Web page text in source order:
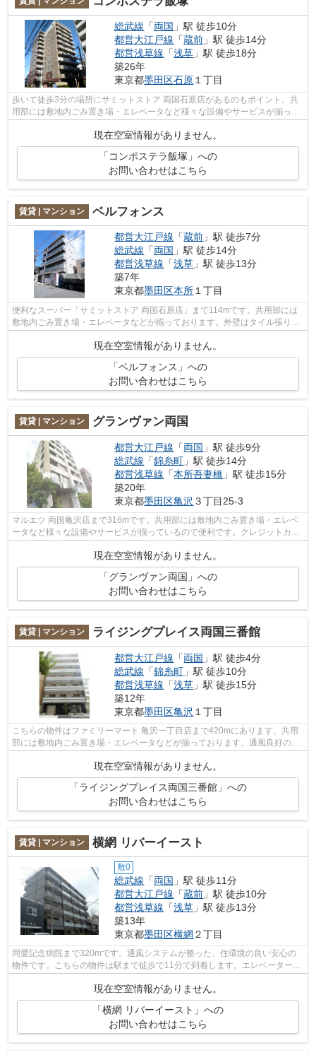
総武線 「両国 」駅 徒歩10分
都営大江戸線 「蔵前 」駅 徒歩14分
都営浅草線 「浅草 」駅 徒歩18分
築26年
東京都墨田区石原１丁目
歩いて徒歩3分の場所にサミットストア 両国石原店があるのもポイント。共
用部には敷地内ごみ置き場・エレベータなど様々な設備やサービスが揃って
いるので便利です。2駅利用可能で利便...
現在空室情報がありません。
「コンポステラ飯塚」への
お問い合わせはこちら
賃貸 | マンション ベルフォンス
都営大江戸線 「蔵前 」駅 徒歩7分
総武線 「両国 」駅 徒歩14分
都営浅草線 「浅草 」駅 徒歩13分
築7年
東京都墨田区本所 １丁目
便利なスーパー「サミットストア 両国石原店」まで114mです。共用部には
敷地内ごみ置き場・エレベータなどが揃っております。外壁はタイル張りと
なっていて、外観が素敵です。こちらの...
現在空室情報がありません。
「ベルフォンス」への
お問い合わせはこちら
賃貸 | マンション グランヴァン両国
都営大江戸線 「両国 」駅 徒歩9分
総武線 「錦糸町 」駅 徒歩14分
都営浅草線 「本所吾妻橋 」駅 徒歩15分
築20年
東京都墨田区亀沢 ３丁目25-3
マルエツ 両国亀沢店まで316mです。共用部には敷地内ごみ置き場・エレベ
ータなど様々な設備やサービスが揃っているので便利です。クレジットカー
現在空室情報がありません。
「グランヴァン両国」への
お問い合わせはこちら
賃貸 | マンション ライジングプレイス両国三番館
都営大江戸線 「両国 」駅 徒歩4分
総武線 「錦糸町 」駅 徒歩10分
都営浅草線 「浅草 」駅 徒歩15分
築12年
東京都墨田区亀沢 １丁目
こちらの物件はファミリーマート 亀沢一丁目店まで420mにあります。共用
部には敷地内ごみ置き場・エレベータなどが揃っております。通風良好のマ
現在空室情報がありません。
「ライジングプレイス両国三番館」への
お問い合わせはこちら
賃貸 | マンション 横網 リバーイースト
敷0
総武線 「両国 」駅 徒歩11分
都営大江戸線 「蔵前 」駅 徒歩10分
都営浅草線 「浅草 」駅 徒歩13分
築13年
東京都墨田区横網 ２丁目
同愛記念病院まで320mです。通風システムが整った、住環境の良い安心の
物件です。こちらの物件は駅まで徒歩で11分で到着します。エレベーター付
き物件です。株式会社AX8 神保町本店な...
現在空室情報がありません。
「横網 リバーイースト」への
お問い合わせはこちら